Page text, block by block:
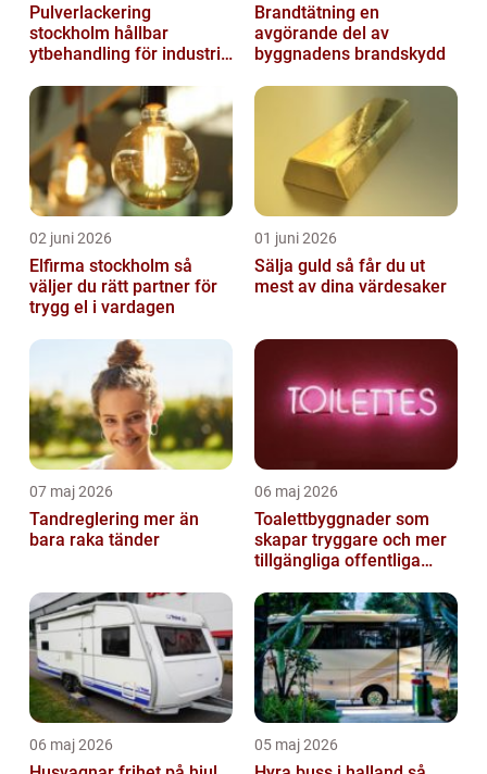
Pulverlackering
stockholm hållbar
ytbehandling för industri
Brandtätning en
avgörande del av
byggnadens brandskydd
02 juni 2026
Elfirma stockholm så
väljer du rätt partner för
trygg el i vardagen
01 juni 2026
Sälja guld så får du ut
mest av dina värdesaker
07 maj 2026
Tandreglering mer än
bara raka tänder
06 maj 2026
Toalettbyggnader som
skapar tryggare och mer
tillgängliga offentliga
06 maj 2026 05 maj 2026